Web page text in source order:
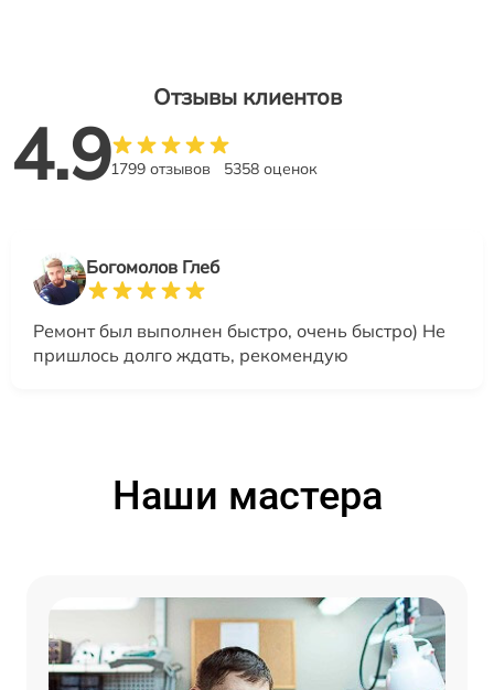
Отзывы клиентов
4.91799 отзывов 5358 оценок
Богомолов Глеб
Ремонт был выполнен быстро, очень быстро) Не
пришлось долго ждать, рекомендую
Наши мастера